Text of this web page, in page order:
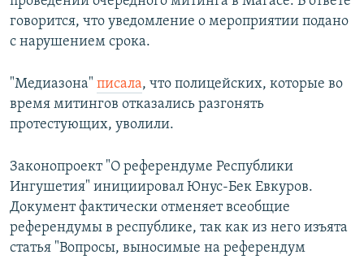
говорится, что уведомление о мероприятии подано
с нарушением срока.
"Медиазона" писала, что полицейских, которые во
время митингов отказались разгонять
протестующих, уволили.
​Законопроект "О референдуме Республики
Ингушетия" инициировал Юнус-Бек Евкуров.
Документ фактически отменяет всеобщие
референдумы в республике, так как из него изъята
статья "Вопросы, выносимые на референдум